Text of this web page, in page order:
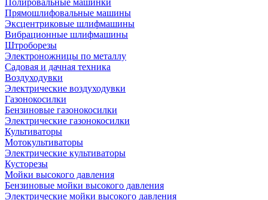
Полировальные машинки
Прямошлифовальные машины
Эксцентриковые шлифмашины
Вибрационные шлифмашины
Штроборезы
Электроножницы по металлу
Садовая и дачная техника
Воздуходувки
Электрические воздуходувки
Газонокосилки
Бензиновые газонокосилки
Электрические газонокосилки
Культиваторы
Мотокультиваторы
Электрические культиваторы
Кусторезы
Мойки высокого давления
Бензиновые мойки высокого давления
Электрические мойки высокого давления